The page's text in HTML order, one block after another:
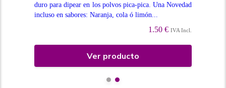
duro para dipear en los polvos pica-pica. Una Novedad
incluso en sabores: Naranja, cola ó limón...
1.50 € IVA Incl.
Ver producto